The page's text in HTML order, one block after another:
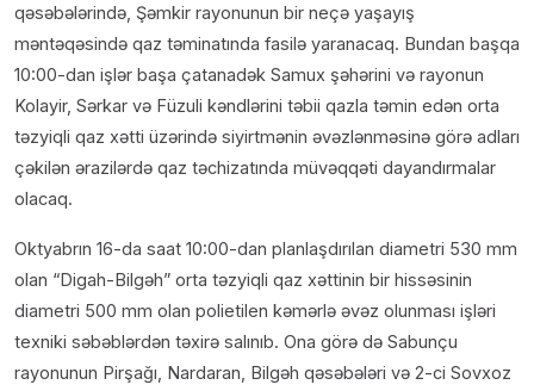
qəsəbələrində, Şəmkir rayonunun bir neçə yaşayış
məntəqəsində qaz təminatında fasilə yaranacaq. Bundan başqa
10:00-dan işlər başa çatanadək Samux şəhərini və rayonun
Kolayir, Sərkar və Füzuli kəndlərini təbii qazla təmin edən orta
təzyiqli qaz xətti üzərində siyirtmənin əvəzlənməsinə görə adları
çəkilən ərazilərdə qaz təchizatında müvəqqəti dayandırmalar
olacaq.
Oktyabrın 16-da saat 10:00-dan planlaşdırılan diametri 530 mm
olan “Digah-Bilgəh” orta təzyiqli qaz xəttinin bir hissəsinin
diametri 500 mm olan polietilen kəmərlə əvəz olunması işləri
texniki səbəblərdən təxirə salınıb. Ona görə də Sabunçu
rayonunun Pirşağı, Nardaran, Bilgəh qəsəbələri və 2-ci Sovxoz